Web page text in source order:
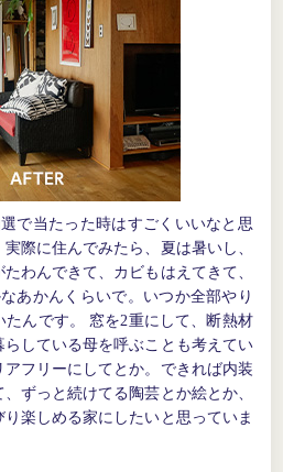
で当たった時はすごくいいなと思
際に住んでみたら、夏は暑いし、
わんできて、カビもはえてきて、
あかんくらいで。いつか全部やり
んです。 窓を2重にして、断熱材
している母を呼ぶことも考えてい
フリーにしてとか。できれば内装
ずっと続けてる陶芸とか絵とか、
楽しめる家にしたいと思っていま